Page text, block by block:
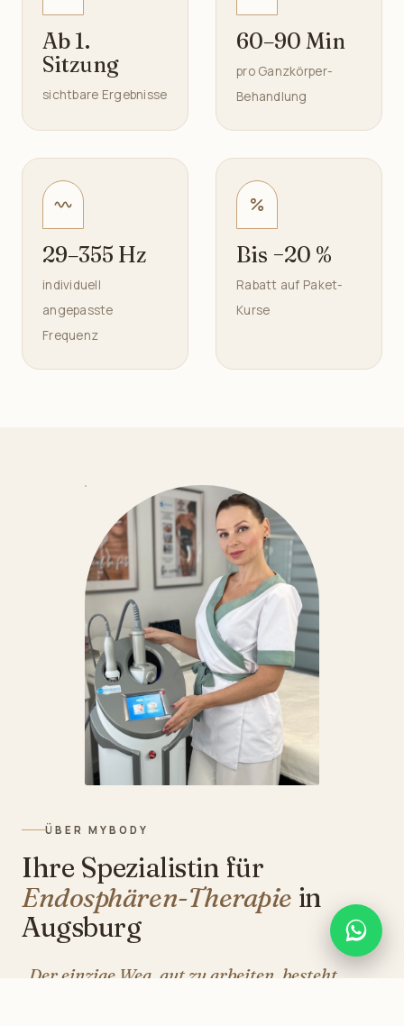
Ab 1.
Sitzung
sichtbare Ergebnisse
60–90 Min
pro Ganzkörper-
Behandlung
29–355 Hz
individuell
angepasste
Frequenz
Bis −20 %
Rabatt auf Paket-
Kurse
ÜBER MYBODY
Ihre Spezialistin für
Endosphären-Therapie in
Augsburg
„Der einzige Weg, gut zu arbeiten, besteht